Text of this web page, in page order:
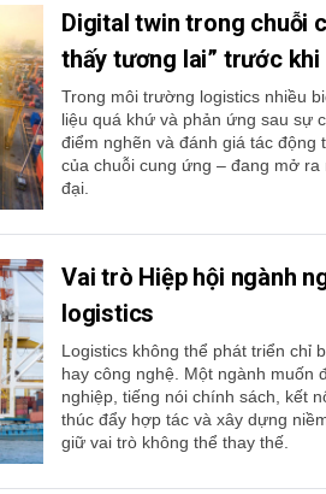
Digital twin trong chuỗi
thấy tương lai” trước
Trong môi trường logistics nhiều
liệu quá khứ và phản ứng sau sự
điểm nghẽn và đánh giá tác động
của chuỗi cung ứng – đang mở
đại.
Vai trò Hiệp hội ngành
logistics
Logistics không thể phát triển chỉ
hay công nghệ. Một ngành muốn
nghiệp, tiếng nói chính sách, kết
thúc đẩy hợp tác và xây dựng
giữ vai trò không thể thay thế.